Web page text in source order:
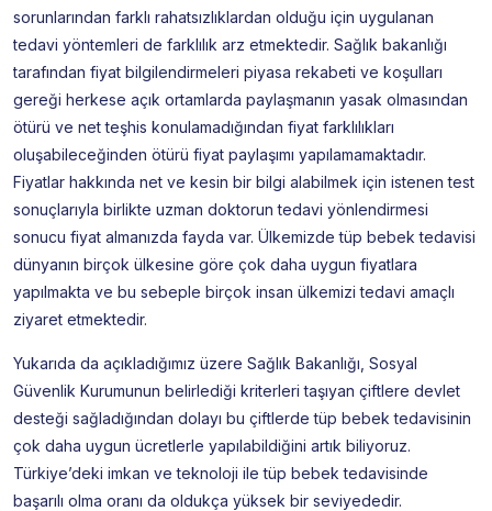
sorunlarından farklı rahatsızlıklardan olduğu için uygulanan
tedavi yöntemleri de farklılık arz etmektedir. Sağlık bakanlığı
tarafından fiyat bilgilendirmeleri piyasa rekabeti ve koşulları
gereği herkese açık ortamlarda paylaşmanın yasak olmasından
ötürü ve net teşhis konulamadığından fiyat farklılıkları
oluşabileceğinden ötürü fiyat paylaşımı yapılamamaktadır.
Fiyatlar hakkında net ve kesin bir bilgi alabilmek için istenen test
sonuçlarıyla birlikte uzman doktorun tedavi yönlendirmesi
sonucu fiyat almanızda fayda var. Ülkemizde tüp bebek tedavisi
dünyanın birçok ülkesine göre çok daha uygun fiyatlara
yapılmakta ve bu sebeple birçok insan ülkemizi tedavi amaçlı
ziyaret etmektedir.
Yukarıda da açıkladığımız üzere Sağlık Bakanlığı, Sosyal
Güvenlik Kurumunun belirlediği kriterleri taşıyan çiftlere devlet
desteği sağladığından dolayı bu çiftlerde tüp bebek tedavisinin
çok daha uygun ücretlerle yapılabildiğini artık biliyoruz.
Türkiye’deki imkan ve teknoloji ile tüp bebek tedavisinde
başarılı olma oranı da oldukça yüksek bir seviyededir.